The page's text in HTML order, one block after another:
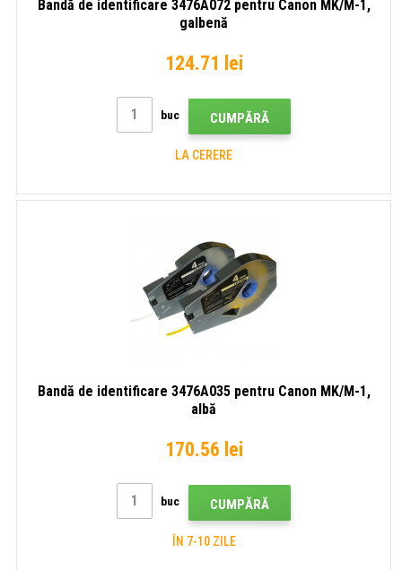
Bandă de identificare 3476A072 pentru Canon MK/M-1,
galbenă
124.71 lei
buc CUMPĂRĂ
LA CERERE
Bandă de identificare 3476A035 pentru Canon MK/M-1,
albă
170.56 lei
buc CUMPĂRĂ
ÎN 7-10 ZILE